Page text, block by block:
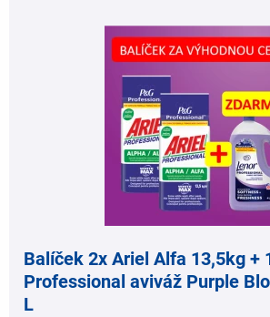
Balíček 2x Ariel Alfa 13,5kg +
Professional aviváž Purple
L